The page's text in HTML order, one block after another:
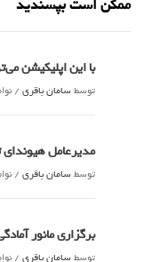
ممکن است بپسندید
با این اپلیکیشن
توسطسامان باقری /
مدیرعامل
توسطسامان باقری /
برگزاری مانور
توسطسامان باقری /